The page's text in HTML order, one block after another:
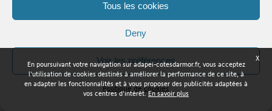
Tous les cookies
Deny
Voir les préférences
Politique de cookies
X
En poursuivant votre navigation sur adapei-cotesdarmor.fr, vous acceptez
l'utilisation de cookies destinés à améliorer la performance de ce site, à
en adapter les fonctionnalités et à vous proposer des publicités adaptées à
vos centres d'intérêt.En savoir plus